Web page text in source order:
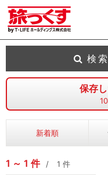
保存
10
新着順
1 1 件 1 件
検